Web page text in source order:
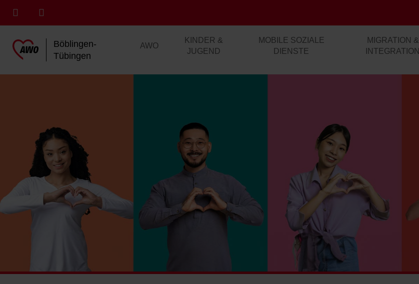
Böblingen-
Tübingen
AWO
KINDER &
JUGEND
MOBILE SOZIALE
DIENSTE
MIGRATION &
INTEGRATION